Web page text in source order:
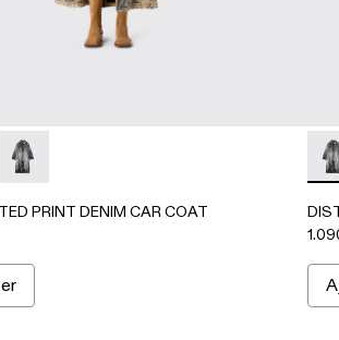
001 - NOIR-Gris
- AU00064-003
JEANS - AU00064-002
PRINT DENIM CAR COAT -
DISTORTED PRINT DENIM CAR COAT -
PRINT DENIM CAR COAT